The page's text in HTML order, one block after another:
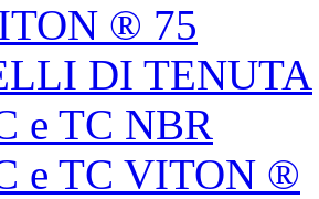
® 75
DI TENUTA
e TC NBR
e TC VITON ®